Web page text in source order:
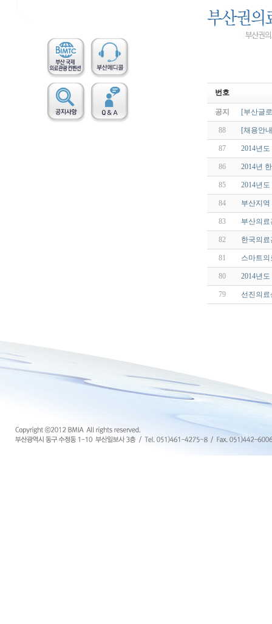
번호
공지 [부산글
88 [채용안
87 2014년
86 2014년
85 2014년
84 부산지
83 부산의
82 한국의
81 스마트
80 2014년
79 선진의